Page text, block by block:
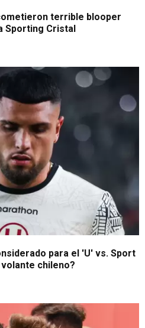
terrible blooper
Sporting Cristal
para el 'U' vs. Sport
chileno?